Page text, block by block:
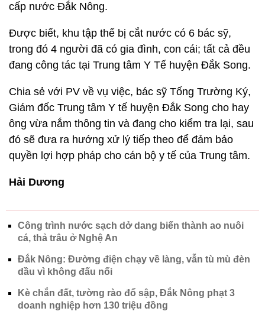
cấp nước Đắk Nông.
Được biết, khu tập thể bị cắt nước có 6 bác sỹ,
trong đó 4 người đã có gia đình, con cái; tất cả đều
đang công tác tại Trung tâm Y Tế huyện Đắk Song.
Chia sẻ với PV về vụ việc, bác sỹ Tống Trường Ký,
Giám đốc Trung tâm Y tế huyện Đắk Song cho hay
ông vừa nắm thông tin và đang cho kiểm tra lại, sau
đó sẽ đưa ra hướng xử lý tiếp theo để đảm bảo
quyền lợi hợp pháp cho cán bộ y tế của Trung tâm.
Hải Dương
Công trình nước sạch dở dang biến thành ao nuôi
cá, thả trâu ở Nghệ An
Đắk Nông: Đường điện chạy về làng, vẫn tù mù đèn
dầu vì không đấu nối
Kè chắn đất, tường rào đổ sập, Đắk Nông phạt 3
doanh nghiệp hơn 130 triệu đồng